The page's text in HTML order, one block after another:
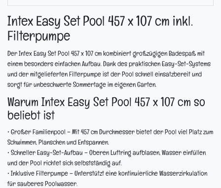
Intex Easy Set Pool 457 x 107 cm inkl.
Filterpumpe
Der Intex Easy Set Pool 457 x 107 cm kombiniert großzügigen Badespaß mit
einem besonders einfachen Aufbau. Dank des praktischen Easy-Set-Systems
und der mitgelieferten Filterpumpe ist der Pool schnell einsatzbereit und
sorgt für unbeschwerte Sommertage im eigenen Garten.
Warum Intex Easy Set Pool 457 x 107 cm so
beliebt ist
• Großer Familienpool – Mit 457 cm Durchmesser bietet der Pool viel Platz zum
Schwimmen, Planschen und Entspannen.
• Schneller Easy-Set-Aufbau – Oberen Luftring aufblasen, Wasser einfüllen
und der Pool richtet sich selbstständig auf.
• Inklusive Filterpumpe – Unterstützt eine kontinuierliche Wasserzirkulation
für sauberes Poolwasser.